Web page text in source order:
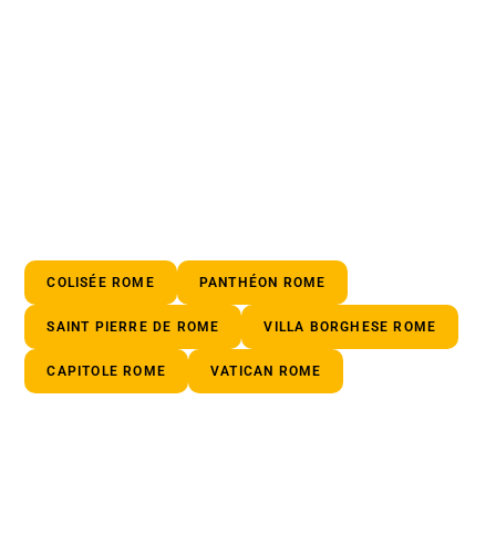
COLISÉE ROME PANTHÉON ROME
SAINT PIERRE DE ROME VILLA BORGHESE ROME
CAPITOLE ROME VATICAN ROME